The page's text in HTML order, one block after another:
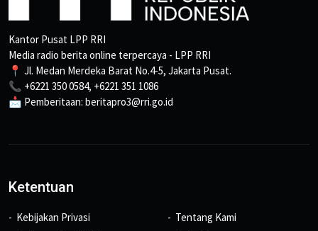
Kantor Pusat LPP RRI
Media radio berita online terpercaya - LPP RRI
📍 Jl. Medan Merdeka Barat No.4-5, Jakarta Pusat.
📞 +6221 350 0584, +6221 351 1086
📩 Pemberitaan: beritapro3@rri.go.id
Ketentuan
Kebijakan Privasi
Tentang Kami